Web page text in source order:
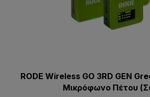
RODE Wireless GO 3RD GEN
Μικρόφωνο Πέτου